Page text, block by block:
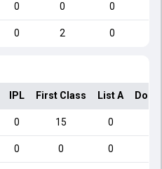
0 0 0
0 2 0
IPL First Class List A
0 15 0
0 0 0